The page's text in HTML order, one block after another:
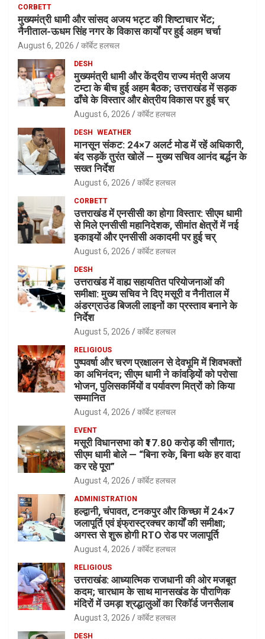
CORBETT
मुख्यमंत्री धामी और सांसद अजय भट्ट की शिष्टाचार भेंट;
नैनीताल-ऊधम सिंह नगर के विकास कार्यों पर हुई अहम चर्चा
August 6, 2026 कॉर्बेट हलचल
DESH
मुख्यमंत्री धामी और केंद्रीय राज्य मंत्री अजय
टम्टा के बीच हुई अहम बैठक; उत्तराखंड में सड़क
ढाँचे के विस्तार और क्षेत्रीय विकास पर हुई चर्
August 6, 2026 कॉर्बेट हलचल
DESH WEATHER
मानसून संकट: 24×7 अलर्ट मोड में रहें अधिकारी,
बंद सड़कें तुरंत खोलें — मुख्य सचिव आनंद बर्द्धन के
सख्त निर्देश
August 6, 2026 कॉर्बेट हलचल
CORBETT
उत्तराखंड में एनसीसी का होगा विस्तार: सीएम धामी
से मिले एनसीसी महानिदेशक, सीमांत क्षेत्रों में नई
इकाइयों और एनसीसी अकादमी पर हुई चर्
August 6, 2026 कॉर्बेट हलचल
DESH
उत्तराखंड में वाह्य सहायतित परियोजनाओं की
समीक्षा: मुख्य सचिव ने दिए मसूरी व नैनीताल में
अंडरग्राउंड बिजली लाइनों का प्रस्ताव बनाने के
निर्देश
August 5, 2026 कॉर्बेट हलचल
RELIGIOUS
पुष्पवर्षा और चरण प्रक्षालन से देवभूमि में शिवभक्तों
का अभिनंदन; सीएम धामी ने कांवड़ियों को परोसा
भोजन, पुलिसकर्मियों व पर्यावरण मित्रों को किया
सम्मानित
August 4, 2026 कॉर्बेट हलचल
EVENT
मसूरी विधानसभा को ₹17.80 करोड़ की सौगात;
सीएम धामी बोले — “बिना रुके, बिना थके हर वादा
कर रहे पूरा”
August 4, 2026 कॉर्बेट हलचल
ADMINISTRATION
हल्द्वानी, चंपावत, टनकपुर और किच्छा में 24×7
जलापूर्ति एवं इंफ्रास्ट्रक्चर कार्यों की समीक्षा;
अगस्त से शुरू होगी RTO रोड पर जलापूर्ति
August 4, 2026 कॉर्बेट हलचल
RELIGIOUS
उत्तराखंड: आध्यात्मिक राजधानी की ओर मजबूत
कदम; चारधाम के साथ मानसखंड के पौराणिक
मंदिरों में उमड़ा श्रद्धालुओं का रिकॉर्ड जनसैलाब
August 3, 2026 कॉर्बेट हलचल
DESH